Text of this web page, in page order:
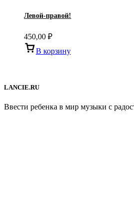
Левой-правой!
450,00 ₽
В корзину
LANCIE.RU
Ввести ребенка в мир музыки с